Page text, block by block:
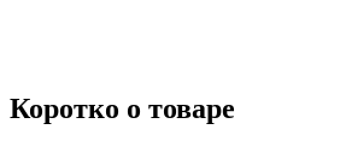
Коротко о товаре